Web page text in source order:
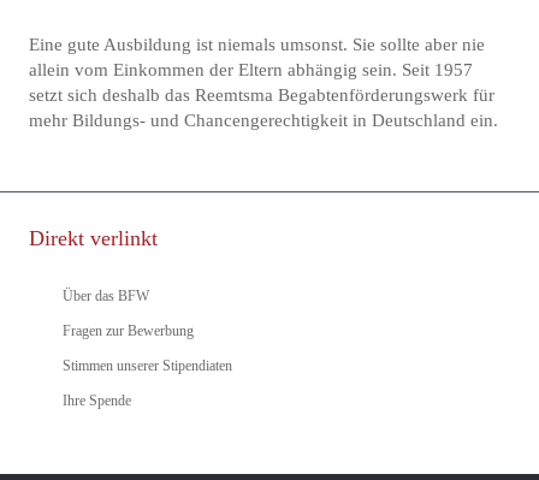
Eine gute Ausbildung ist niemals umsonst. Sie sollte aber nie
allein vom Einkommen der Eltern abhängig sein. Seit 1957
setzt sich deshalb das Reemtsma Begabtenförderungswerk für
mehr Bildungs- und Chancengerechtigkeit in Deutschland ein.
Direkt verlinkt
Über das BFW
Fragen zur Bewerbung
Stimmen unserer Stipendiaten
Ihre Spende